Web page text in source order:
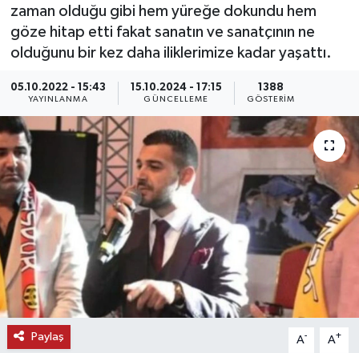
zaman olduğu gibi hem yüreğe dokundu hem
göze hitap etti fakat sanatın ve sanatçının ne
olduğunu bir kez daha iliklerimize kadar yaşattı.
05.10.2022 - 15:43
YAYINLANMA
15.10.2024 - 17:15
GÜNCELLEME
1388
GÖSTERIM
Paylaş A- A+
KEMERBURGAZ
ÖZEL HABER
SAĞLIK
SPOR
TEKNOLOJİ
TİCARET